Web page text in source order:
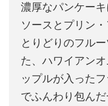
濃厚なパンケー
ソースとプリン
とりどりのフル
た、ハワイアン
ップルが入った
でふんわり包ん